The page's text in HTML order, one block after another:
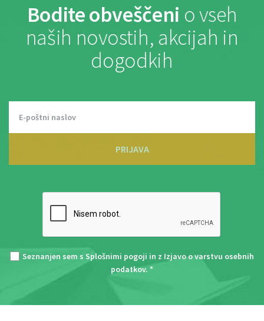
Bodite obveščeni o vseh
naših novostih, akcijah in
dogodkih
PRIJAVA
Seznanjen sem s Splošnimi pogoji in z Izjavo o varstvu osebnih
podatkov. *